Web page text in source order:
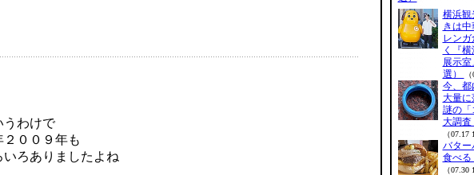
うわけで
２００９年も
いろありましたよね
横浜観
きは
レンガ
く『
展示
選）
今、都
大量に
謎の「
大調査
（07.17
バター
食べる
（07.30